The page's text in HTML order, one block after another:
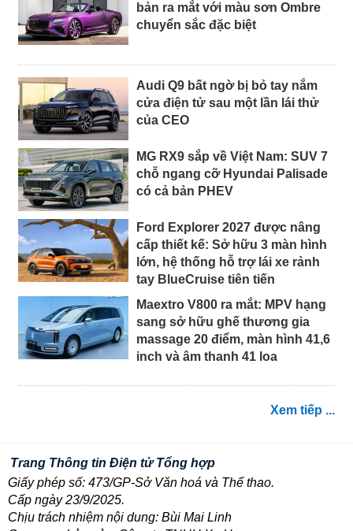
bản ra mắt với màu sơn Ombre
chuyển sắc đặc biệt
Audi Q9 bất ngờ bị bỏ tay nắm
cửa điện tử sau một lần lái thử
của CEO
MG RX9 sắp về Việt Nam: SUV 7
chỗ ngang cỡ Hyundai Palisade
có cả bản PHEV
Ford Explorer 2027 được nâng
cấp thiết kế: Sở hữu 3 màn hình
lớn, hệ thống hỗ trợ lái xe rảnh
tay BlueCruise tiên tiến
Maextro V800 ra mắt: MPV hạng
sang sở hữu ghế thương gia
massage 20 điểm, màn hình 41,6
inch và âm thanh 41 loa
Xem tiếp ...
Trang Thông tin Điện tử Tổng hợp
Giấy phép số: 473/GP-Sở Văn hoá và Thể thao.
Cấp ngày 23/9/2025.
Chịu trách nhiệm nội dung: Bùi Mai Linh